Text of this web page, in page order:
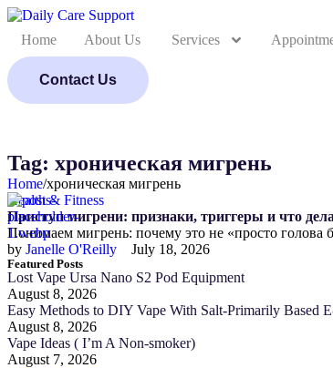
Home About Us Services
Contact Us
Tag: хроническая мигрень
Home/хроническая мигрень
Health & Fitness
Приступ мигрени: признаки, триггеры и что
Понимаем мигрень: почему это не «просто
by Janelle O'Reilly July 18, 2026
Featured Posts
Lost Vape Ursa Nano S2 Pod Equipment
August 8, 2026
Easy Methods to DIY Vape With Salt-Primarily Based
August 8, 2026
Vape Ideas ( I’m A Non-smoker)
August 7, 2026